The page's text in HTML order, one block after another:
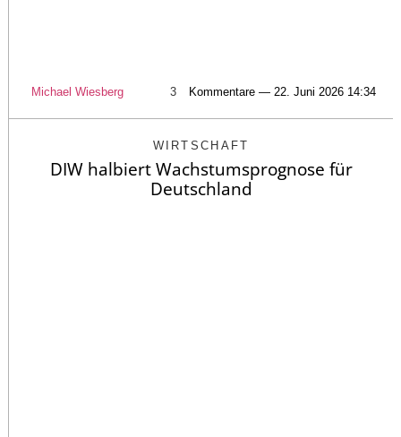
Michael Wiesberg 3 Kommentare — 22. Juni 2026 14:34
WIRTSCHAFT
DIW halbiert Wachstumsprognose für
Deutschland